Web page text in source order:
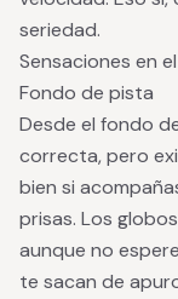
seriedad.
Sensaciones en
Fondo de pista
Desde el fondo
correcta, pero
bien si
prisas. Los
aunque no
te sacan de